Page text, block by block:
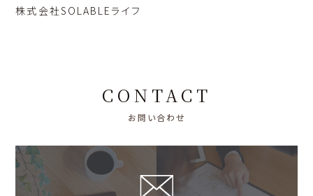
株式会社SOLABLEライフ
CONTACT
お問い合わせ